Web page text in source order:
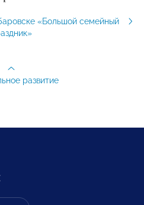
«Большой семейный
развитие